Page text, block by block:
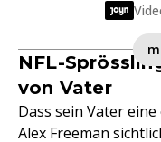
NFL-
von Vater
Dass sein Vater
Alex Freeman